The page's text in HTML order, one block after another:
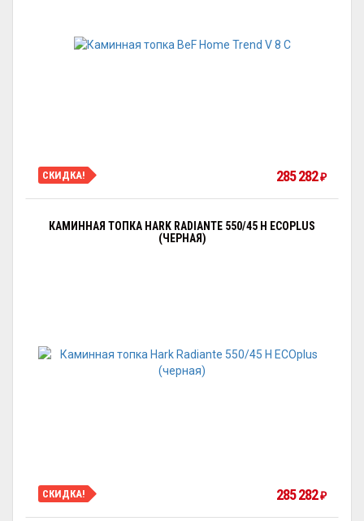
СКИДКА! 285 282₽
КАМИННАЯ ТОПКА HARK RADIANTE 550/45 H ECOPLUS
(ЧЕРНАЯ)
СКИДКА! 285 282₽